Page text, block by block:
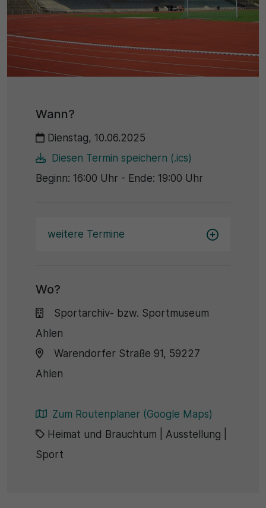
Wann?
Dienstag, 10.06.2025
Diesen Termin speichern (.ics)
Beginn: 16:00 Uhr - Ende: 19:00 Uhr
weitere Termine
Wo?
Sportarchiv- bzw. Sportmuseum
Ahlen
Warendorfer Straße 91, 59227
Ahlen
Zum Routenplaner (Google Maps)
Heimat und Brauchtum
Ausstellung
Sport
Name
Anbieter
Cookie Consent / Ahlen
1 Jahr
Zweck
Dieser Wert speichert Ihre Consent-Einstellungen.
eingestellt hat.
Matomo
1 Jahr
Wird für statistische Zwecke verwendet, um Details
Name
Matomo
30 Minuten
Zweck
vorübergehende Daten des Besuchs zu speichern.